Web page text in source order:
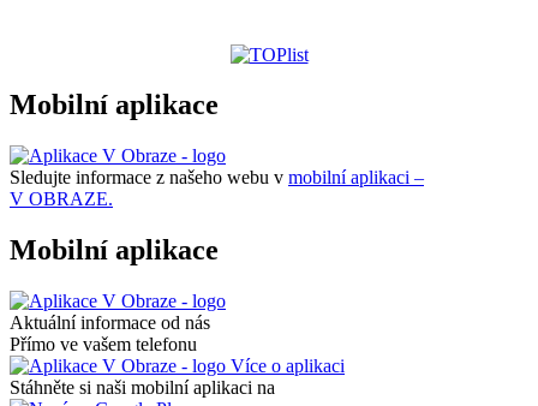
Mobilní aplikace
Sledujte informace z našeho webu v mobilní aplikaci –
V OBRAZE.
Mobilní aplikace
Aktuální informace od nás
Přímo ve vašem telefonu
Více o aplikaci
Stáhněte si naši mobilní aplikaci na